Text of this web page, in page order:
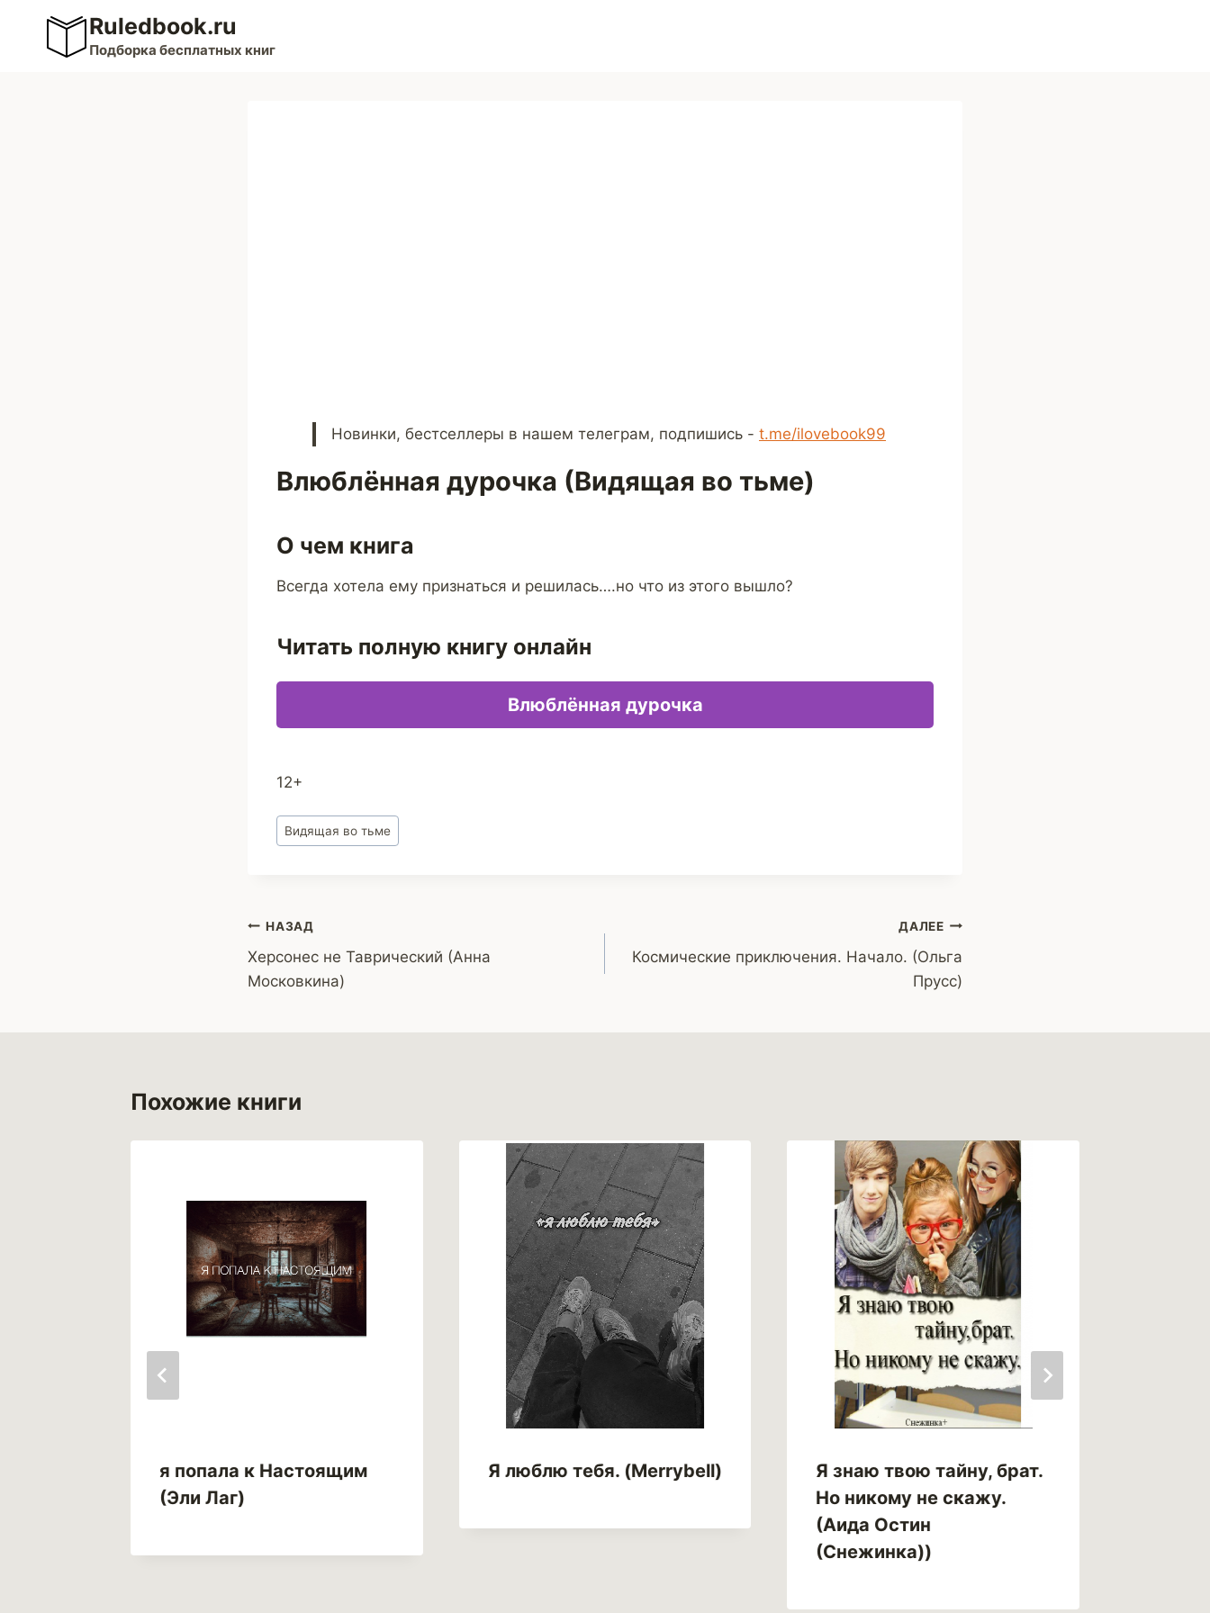
Перейти
содержимому
Ruledbook.ru
Подборка бесплатных книг
Новинки, бестселлеры в нашем телеграм, подпишись - t.me/ilovebook99
Влюблённая дурочка (Видящая во тьме)
О чем книга
Всегда хотела ему признаться и решилась….но что из этого вышло?
Читать полную книгу онлайн
Влюблённая дурочка
12+
Метки
записи:
Видящая во тьме
Навигация
по
записям
НАЗАД
Херсонес не Таврический (Анна
Московкина)
ДАЛЕЕ
Космические приключения. Начало. (Ольга
Прусс)
Похожие книги
я попала к Настоящим
(Эли Лаг)
Я люблю тебя. (Merrybell)
Я знаю твою тайну, брат.
Но никому не скажу.
(Аида Остин
(Снежинка))